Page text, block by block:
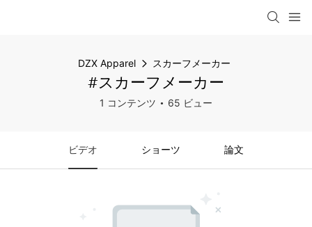
DZX Apparel スカーフメーカー
#スカーフメーカー
1 コンテンツ 65 ビュー
ビデオ ショーツ 論文